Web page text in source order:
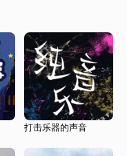
打击乐器的声音